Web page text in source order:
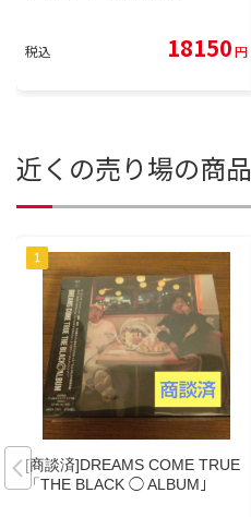
税込 18150円
近くの売り場の商品
[商談済]DREAMS COME TRUE
「THE BLACK ◯ ALBUM」